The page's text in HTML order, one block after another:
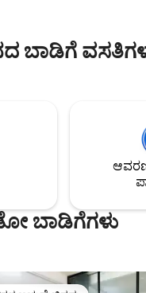
ಬಾಡಿಗೆ
ಬಾಡಿಗೆಗಳು